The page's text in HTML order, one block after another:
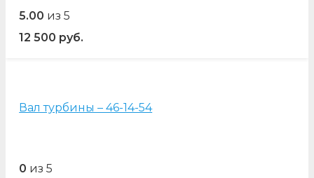
5.00 из 5
12 500 руб.
Вал турбины – 46-14-54
0 из 5